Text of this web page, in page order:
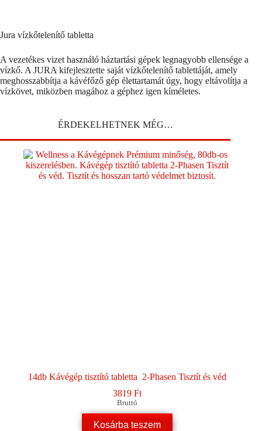
Jura vízkőtelenítő tabletta
A vezetékes vizet használó háztartási gépek legnagyobb ellensége a
vízkő. A JURA kifejlesztette saját vízkőtelenítő tablettáját, amely
meghosszabbítja a kávéfőző gép élettartamát úgy, hogy eltávolítja a
vízkövet, miközben magához a géphez igen kíméletes.
ÉRDEKELHETNEK MÉG…
14db Kávégép tisztító tabletta 2-Phasen Tisztít és véd
3819 Ft
Bruttó
Kosárba teszem